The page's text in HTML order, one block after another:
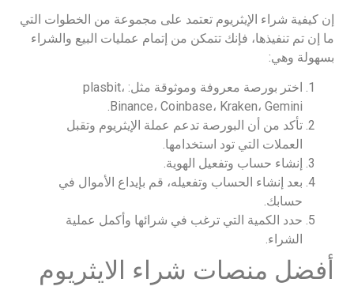
إن كيفية شراء الإيثريوم تعتمد على مجموعة من الخطوات التي
ما إن تم تنفيذها، فإنك تتمكن من إتمام عمليات البيع والشراء
بسهولة وهي:
اختر بورصة معروفة وموثوقة مثل: plasbit،
Binance، Coinbase، Kraken، Gemini.
تأكد من أن البورصة تدعم عملة الإيثريوم وتقبل
العملات التي تود استخدامها.
إنشاء حساب وتفعيل الهوية.
بعد إنشاء الحساب وتفعيله، قم بإيداع الأموال في
حسابك.
حدد الكمية التي ترغب في شرائها وأكمل عملية
الشراء.
أفضل منصات شراء الايثريوم